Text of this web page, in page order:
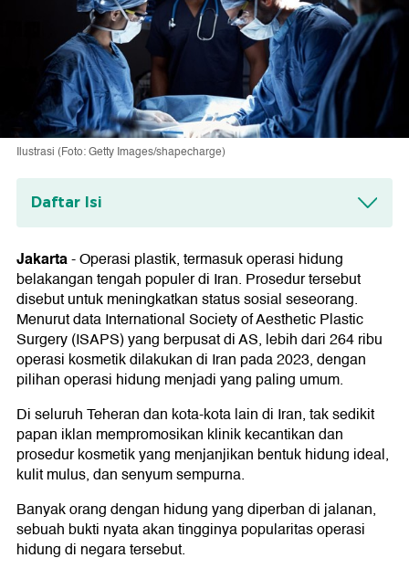
Ilustrasi (Foto: Getty Images/shapecharge)
Daftar Isi
Klinik Ilegal dan Risiko
Jakarta-Operasi plastik, termasuk operasi hidung
belakangan tengah populer di Iran. Prosedur tersebut
disebut untuk meningkatkan status sosial seseorang.
Menurut data International Society of Aesthetic Plastic
Surgery (ISAPS) yang berpusat di AS, lebih dari 264 ribu
operasi kosmetik dilakukan di Iran pada 2023, dengan
pilihan operasi hidung menjadi yang paling umum.
Di seluruh Teheran dan kota-kota lain di Iran, tak sedikit
papan iklan mempromosikan klinik kecantikan dan
prosedur kosmetik yang menjanjikan bentuk hidung ideal,
kulit mulus, dan senyum sempurna.
Banyak orang dengan hidung yang diperban di jalanan,
sebuah bukti nyata akan tingginya popularitas operasi
hidung di negara tersebut.